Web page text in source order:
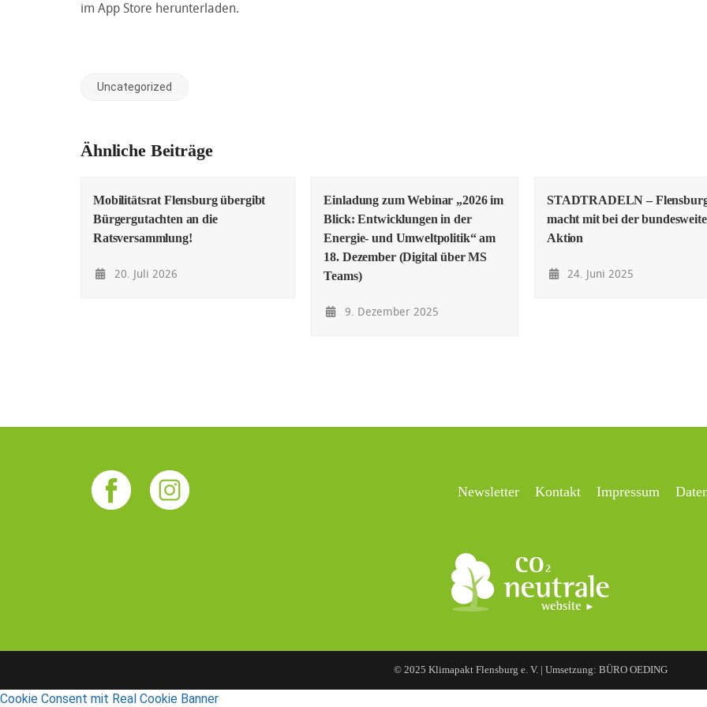
im App Store herunterladen.
Uncategorized
Ähnliche Beiträge
Mobilitätsrat Flensburg übergibt
Bürgergutachten an die
Ratsversammlung!
20. Juli 2026
Einladung zum Webinar „2026 im
Blick: Entwicklungen in der
Energie- und Umweltpolitik“ am
18. Dezember (Digital über MS
Teams)
9. Dezember 2025
STADTRADELN –
macht mit bei der
Aktion
24. Juni 2025
Newsletter Kontakt Impressum
© 2025 Klimapakt Flensburg e. V. | Umsetzung: BÜRO OEDING
Cookie Consent mit Real Cookie Banner